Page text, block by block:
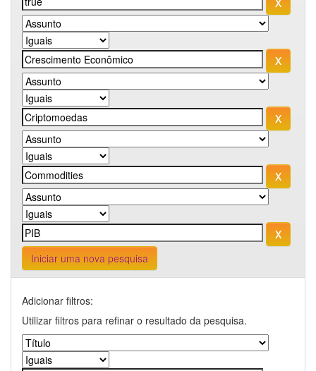
Iniciar uma nova pesquisa
Adicionar filtros:
Utilizar filtros para refinar o resultado da pesquisa.